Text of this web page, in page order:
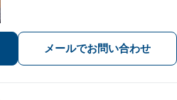
ずご相談ください【完全個室】【せん
げん台駅より徒歩5分】
メールでお問い合わせ